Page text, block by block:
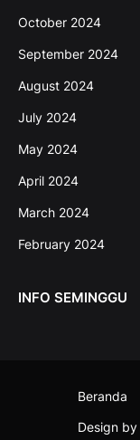
October 2024
September 2024
August 2024
July 2024
May 2024
April 2024
March 2024
February 2024
INFO SEMINGGU
Design by
Beranda